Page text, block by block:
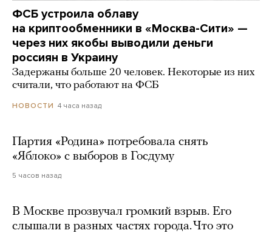
ФСБ устроила облаву
на криптообменники в «Москва-Сити» —
через них якобы выводили деньги
россиян в Украину
Задержаны больше 20 человек. Некоторые из них
считали, что работают на ФСБ
НОВОСТИ 4 часа назад
Партия «Родина» потребовала снять
«Яблоко» с выборов в Госдуму
5 часов назад
В Москве прозвучал громкий взрыв. Его
слышали в разных частях города. Что это